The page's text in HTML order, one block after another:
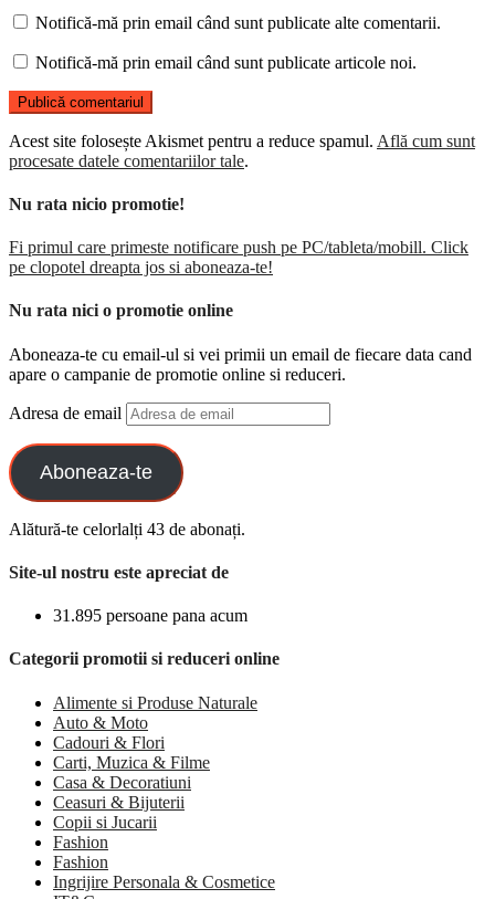
Notifică-mă prin email când sunt publicate alte comentarii.
Notifică-mă prin email când sunt publicate articole noi.
Acest site folosește Akismet pentru a reduce spamul. Află cum sunt
procesate datele comentariilor tale.
Nu rata nicio promotie!
Fi primul care primeste notificare push pe PC/tableta/mobill. Click
pe clopotel dreapta jos si aboneaza-te!
Nu rata nici o promotie online
Aboneaza-te cu email-ul si vei primii un email de fiecare data cand
apare o campanie de promotie online si reduceri.
Adresa de email
Aboneaza-te
Alătură-te celorlalți 43 de abonați.
Site-ul nostru este apreciat de
31.895 persoane pana acum
Categorii promotii si reduceri online
Alimente si Produse Naturale
Auto & Moto
Cadouri & Flori
Carti, Muzica & Filme
Casa & Decoratiuni
Ceasuri & Bijuterii
Copii si Jucarii
Fashion
Fashion
Ingrijire Personala & Cosmetice